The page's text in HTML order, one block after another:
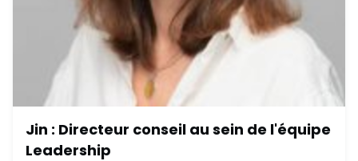
Jin : Directeur conseil au sein de l'équipe
Leadership